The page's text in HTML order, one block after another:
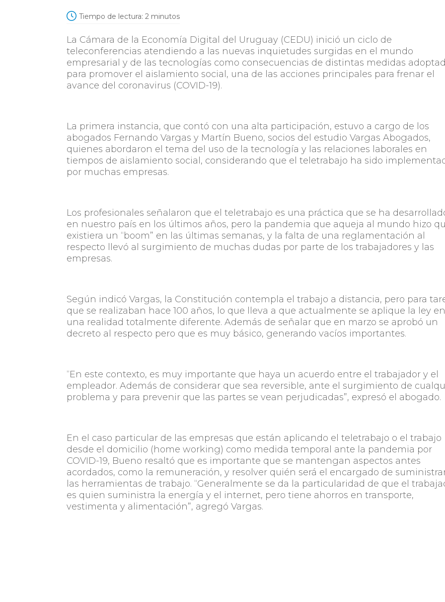
Tiempo de lectura: 2 minutos
La Cámara de la Economía Digital del Uruguay (CEDU) inició un ciclo de
teleconferencias atendiendo a las nuevas inquietudes surgidas en el mundo
empresarial y de las tecnologías como consecuencias de distintas medidas
para promover el aislamiento social, una de las acciones principales para frenar el
avance del coronavirus (COVID-19).
La primera instancia, que contó con una alta participación, estuvo a cargo de los
abogados Fernando Vargas y Martín Bueno, socios del estudio Vargas Abogados,
quienes abordaron el tema del uso de la tecnología y las relaciones laborales en
tiempos de aislamiento social, considerando que el teletrabajo ha sido
por muchas empresas.
Los profesionales señalaron que el teletrabajo es una práctica que se ha
en nuestro país en los últimos años, pero la pandemia que aqueja al mundo hizo
existiera un “boom” en las últimas semanas, y la falta de una reglamentación al
respecto llevó al surgimiento de muchas dudas por parte de los trabajadores y las
empresas.
Según indicó Vargas, la Constitución contempla el trabajo a distancia, pero para
que se realizaban hace 100 años, lo que lleva a que actualmente se aplique la ley
una realidad totalmente diferente. Además de señalar que en marzo se aprobó un
decreto al respecto pero que es muy básico, generando vacíos importantes.
“En este contexto, es muy importante que haya un acuerdo entre el trabajador y el
empleador. Además de considerar que sea reversible, ante el surgimiento de
problema y para prevenir que las partes se vean perjudicadas”, expresó el abogado.
En el caso particular de las empresas que están aplicando el teletrabajo o el trabajo
desde el domicilio (home working) como medida temporal ante la pandemia por
COVID-19, Bueno resaltó que es importante que se mantengan aspectos antes
acordados, como la remuneración, y resolver quién será el encargado de
las herramientas de trabajo. “Generalmente se da la particularidad de que el
es quien suministra la energía y el internet, pero tiene ahorros en transporte,
vestimenta y alimentación”, agregó Vargas.